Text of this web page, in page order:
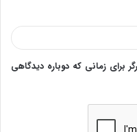
برای زمانی که دوباره دیدگاهی